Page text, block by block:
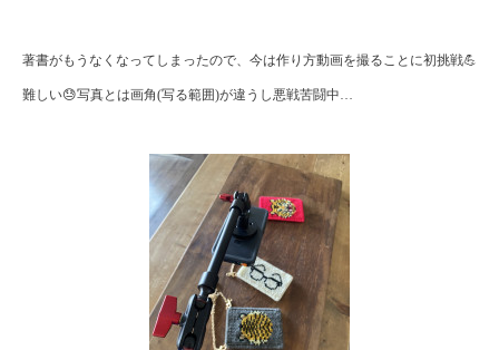
著書がもうなくなってしまったので、今は作り方動画を撮ることに初挑戦💪
難しい😓写真とは画角(写る範囲)が違うし悪戦苦闘中…